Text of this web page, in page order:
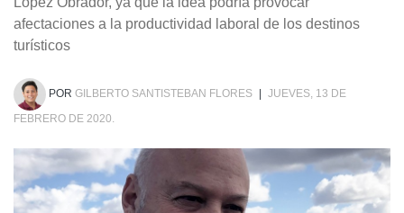
afectaciones a la productividad laboral de los destinos
turísticos
POR GILBERTO SANTISTEBAN FLORES
JUEVES, 13 DE
FEBRERO DE 2020.